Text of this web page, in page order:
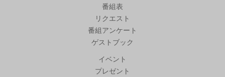
番組表
リクエスト
番組アンケート
ゲストブック
イベント
プレゼント